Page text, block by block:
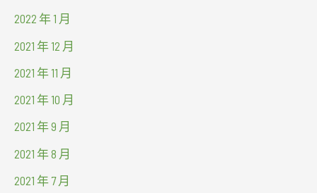
2022 年 1 月
2021 年 12 月
2021 年 11 月
2021 年 10 月
2021 年 9 月
2021 年 8 月
2021 年 7 月